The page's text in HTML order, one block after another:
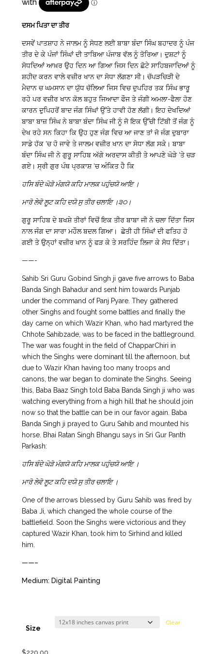
ਦਸਮ ਪਿਤਾ ਦਾ ਤੀਰ
ਦਸਵੇਂ ਪਾਤਸ਼ਾਹ ਨੇ ਜਾਲਮ ਨੂੰ ਸੋਧਣ ਲਈ ਬਾਬਾ ਬੰਦਾ ਸਿੰਘ ਬਹਾਦਰ ਨੂੰ ਪੰਜ
ਤੀਰ ਦੇ ਕੇ ਪੰਜਾਂ ਸਿੰਘਾਂ ਦੀ ਤਾਬਿਆ ਪੰਜਾਬ ਵੱਲ ਨੂੰ ਤੋਰਿਆ। ਦੁਸ਼ਟਾਂ ਨੂੰ
ਸੋਧਦਿਆਂ ਆਖ਼ਰ ਉਹ ਦਿਨ ਆ ਗਿਆ ਜਿਸ ਦਿਨ ਛੋਟੇ ਸਾਹਿਬਜਾਦਿਆਂ ਨੂੰ
ਸ਼ਹੀਦ ਕਰਨ ਵਾਲੇ ਵਜ਼ੀਰ ਖਾਨ ਦਾ ਸੋਧਾ ਲੱਗਣਾ ਸੀ। ਚੱਪੜਚਿੜੀ ਦੇ
ਮੈਦਾਨ ਚ ਘਮਸਾਨ ਦਾ ਯੁੱਧ ਚੱਲਿਆ ਜਿਸ ਵਿਚ ਦੁਪਹਿਰ ਤਕ ਸਿੰਘ ਭਾਰੂ
ਰਹੇ ਪਰ ਵਜ਼ੀਰ ਖਾਨ ਕੋਲ ਬਹੁਤ ਜਿਆਦਾ ਫੌਜ ਤੇ ਜੰਗੀ ਅਮਲਾ-ਫੈਲਾ ਹੋਣ
ਕਾਰਨ ਦੁਪਿਹਰੋਂ ਬਾਦ ਜੰਗ ਸਿੰਘਾਂ ਉੱਤੇ ਹਾਵੀ ਹੋਣ ਲੱਗੀ। ਇਹ ਦੇਖਦਿਆਂ
ਬਾਬਾ ਬਾਜ਼ ਸਿੰਘ ਨੇ ਬਾਬਾ ਬੰਦਾ ਸਿੰਘ ਜੀ ਨੂੰ ਜੋ ਇਕ ਉੱਚੀ ਟਿੱਬੀ ਤੋਂ ਜੰਗ ਨੂੰ
ਦੇਖ ਰਹੇ ਸਨ ਕਿਹਾ ਕਿ ਉਹ ਹੁਣ ਜੰਗ ਵਿਚ ਆ ਜਾਣ ਤਾਂ ਜੋ ਜੰਗ ਦੁਬਾਰਾ
ਸਾਡੇ ਹੱਕ ‘ਚ ਹੋ ਜਾਵੇ ਤੇ ਜਾਲਮ ਵਜ਼ੀਰ ਖਾਨ ਦਾ ਸੋਧਾ ਲੱਗ ਸਕੇ। ਬਾਬਾ
ਬੰਦਾ ਸਿੰਘ ਜੀ ਨੇ ਗੁਰੂ ਸਾਹਿਬ ਅੱਗੇ ਅਰਦਾਸ ਕੀਤੀ ਤੇ ਆਪਣੇ ਘੋੜੇ ‘ਤੇ ਚੜ
ਗਏ। ਸ੍ਰੀ ਗੁਰ ਪੰਥ ਪ੍ਰਕਾਸ਼ ‘ਚ ਅੰਕਿਤ ਹੈ ਕਿ
ਹਸਿ ਬੰਦੇ ਘੋੜੋ ਮੰਗਯੋ ਕਹਿ ਮਾਲਕ ਪਹੁੰਚਯੋ ਆਇ ।
ਮਾਰੋ ਲੇਵੋ ਲੂਟ ਕਹਿ ਦਯੋ ਸੁ ਤੀਰ ਚਲਾਇ ।੩੦।
ਗੁਰੂ ਸਾਹਿਬ ਦੇ ਬਖਸ਼ੇ ਤੀਰਾਂ ਵਿਚੋਂ ਇਕ ਤੀਰ ਬਾਬਾ ਜੀ ਨੇ ਚਲਾ ਦਿੱਤਾ ਜਿਸ
ਨਾਲ ਜੰਗ ਦਾ ਸਾਰਾ ਮਹੌਲ ਬਦਲ ਗਿਆ। ਛੇਤੀ ਹੀ ਸਿੰਘਾਂ ਦੀ ਫਤਿਹ ਹੋ
ਗਈ ਤੇ ਉਨ੍ਹਾਂ ਵਜ਼ੀਰ ਖਾਨ ਨੂੰ ਫੜ ਕੇ ਤੇ ਸਰਹਿੰਦ ਲਿਜਾ ਕੇ ਸੋਧ ਦਿੱਤਾ।
——-
Sahib Sri Guru Gobind Singh ji gave five arrows to Baba
Banda Singh Bahadur and sent him towards Punjab
under the command of Panj Pyare. They gathered
other Singhs and fought some battles and finally the
day came on which Wazir Khan, who had martyred the
Chhote Sahibzade, was to be faced in the battleground.
The war was fought in the field of ChapparChiri in
which the Singhs were dominant till the afternoon, but
due to Wazir Khan having too many troops and
canons, the war began to dominate the Singhs. Seeing
this, Baba Baaz Singh told Baba Banda Singh ji who was
watching everything from a high hill that he should join
now so that the battle can be in our favor again. Baba
Banda Singh ji prayed to Guru Sahib and mounted his
horse. Bhai Ratan Singh Bhangu says in Sri Gur Panth
Parkash:
ਹਸਿ ਬੰਦੇ ਘੋੜੋ ਮੰਗਯੋ ਕਹਿ ਮਾਲਕ ਪਹੁੰਚਯੋ ਆਇ ।
ਮਾਰੋ ਲੇਵੋ ਲੂਟ ਕਹਿ ਦਯੋ ਸੁ ਤੀਰ ਚਲਾਇ ।
One of the arrows blessed by Guru Sahib was fired by
Baba Ji, which changed the whole course of the
battlefield. Soon the Singhs were victorious and they
captured Wazir Khan, took him to Sirhind and killed
him.
——–
Medium: Digital Painting
Size
Clear